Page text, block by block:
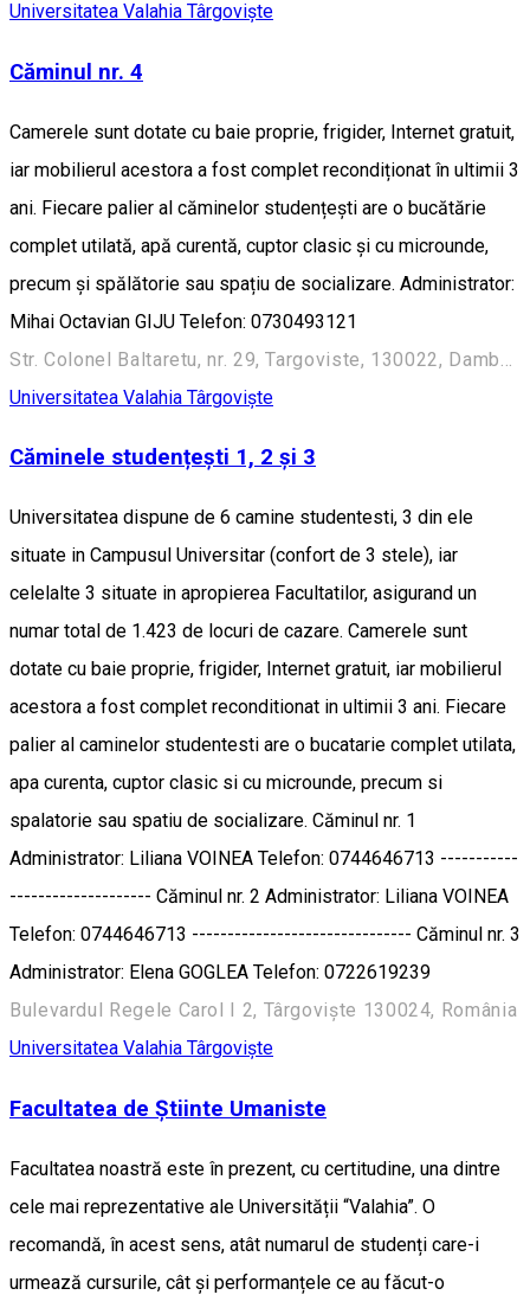
Universitatea Valahia Târgovişte
Căminul nr. 4
Camerele sunt dotate cu baie proprie, frigider, Internet gratuit,
iar mobilierul acestora a fost complet recondiționat în ultimii 3
ani. Fiecare palier al căminelor studențești are o bucătărie
complet utilată, apă curentă, cuptor clasic și cu microunde,
precum și spălătorie sau spațiu de socializare. Administrator:
Mihai Octavian GIJU Telefon: 0730493121
Universitatea Valahia Târgovişte
Căminele studențești 1, 2 și 3
Universitatea dispune de 6 camine studentesti, 3 din ele
situate in Campusul Universitar (confort de 3 stele), iar
celelalte 3 situate in apropierea Facultatilor, asigurand un
numar total de 1.423 de locuri de cazare. Camerele sunt
dotate cu baie proprie, frigider, Internet gratuit, iar mobilierul
acestora a fost complet reconditionat in ultimii 3 ani. Fiecare
palier al caminelor studentesti are o bucatarie complet utilata,
apa curenta, cuptor clasic si cu microunde, precum si
spalatorie sau spatiu de socializare. Căminul nr. 1
Administrator: Liliana VOINEA Telefon: 0744646713 -----------
-------------------- Căminul nr. 2 Administrator: Liliana VOINEA
Telefon: 0744646713 ------------------------------- Căminul nr. 3
Administrator: Elena GOGLEA Telefon: 0722619239
Bulevardul Regele Carol I 2, Târgoviște 130024, România
Universitatea Valahia Târgovişte
Facultatea de Ştiinte Umaniste
Facultatea noastră este în prezent, cu certitudine, una dintre
cele mai reprezentative ale Universității “Valahia”. O
recomandă, în acest sens, atât numarul de studenți care-i
urmează cursurile, cât și performanțele ce au făcut-o